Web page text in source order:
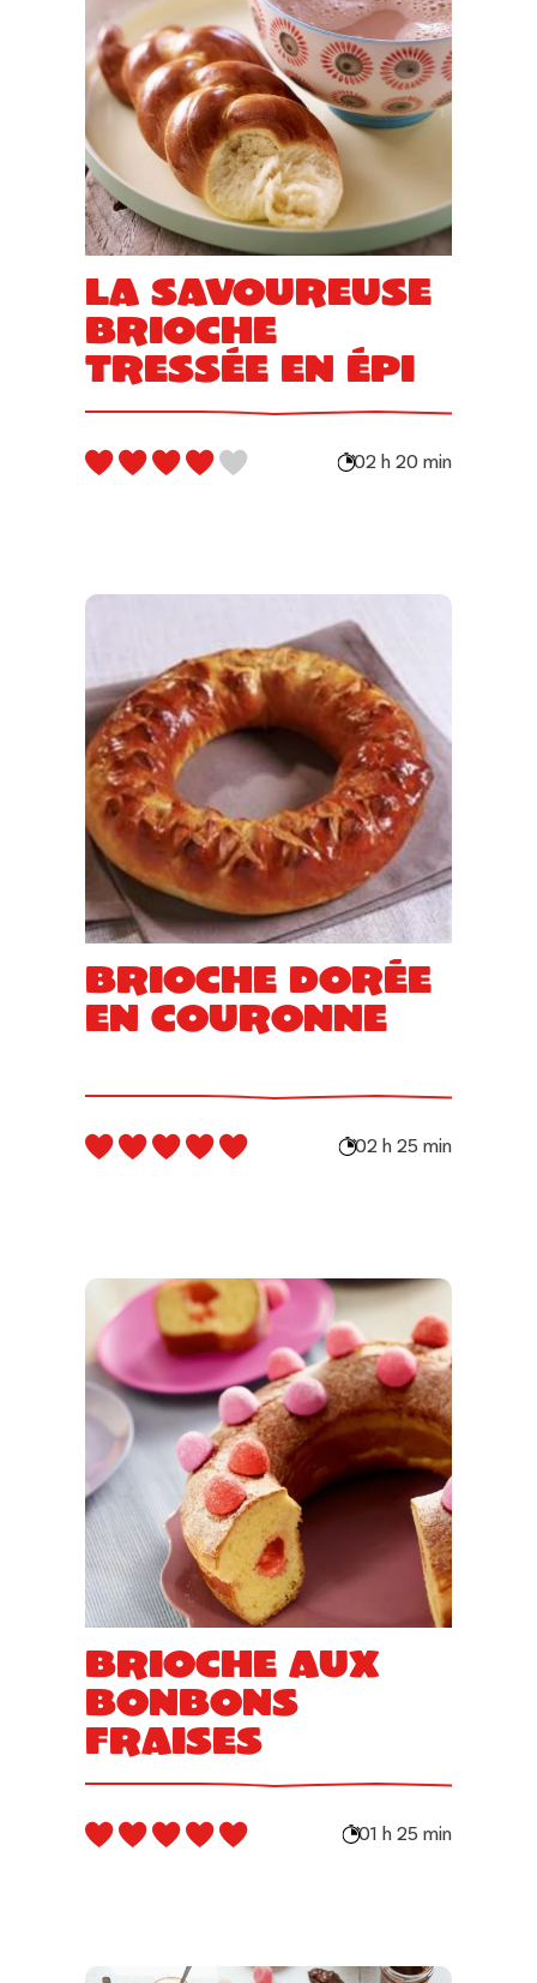
La savoureuse
brioche
tressée en épi
02 h 20 min
Brioche dorée
en couronne
02 h 25 min
Brioche aux
bonbons
fraises
01 h 25 min